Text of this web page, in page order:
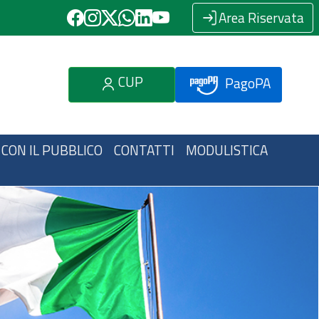
Area Riservata
CUP PagoPA
IL PUBBLICO CONTATTI MODULISTICA